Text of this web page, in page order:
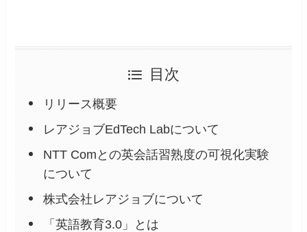
目次
リリース概要
レアジョブEdTech Labについて
NTT Comとの英会話習熟度の可視化実験
について
株式会社レアジョブについて
「英語教育3.0」とは